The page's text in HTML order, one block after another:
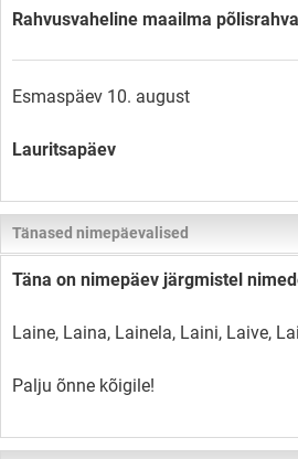
Rahvusvaheline maailma
Esmaspäev 10. august
Lauritsapäev
Tänased nimepäevalised
Täna on nimepäev järgmistel
Laine, Laina, Lainela, Laini, Laive,
Palju õnne kõigile!